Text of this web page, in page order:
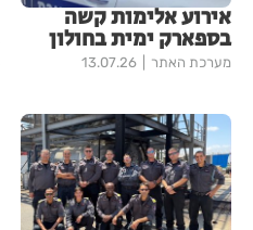
אירוע אלימות קשה
בספארק ימית בחולון
מערכת האתר 13.07.26